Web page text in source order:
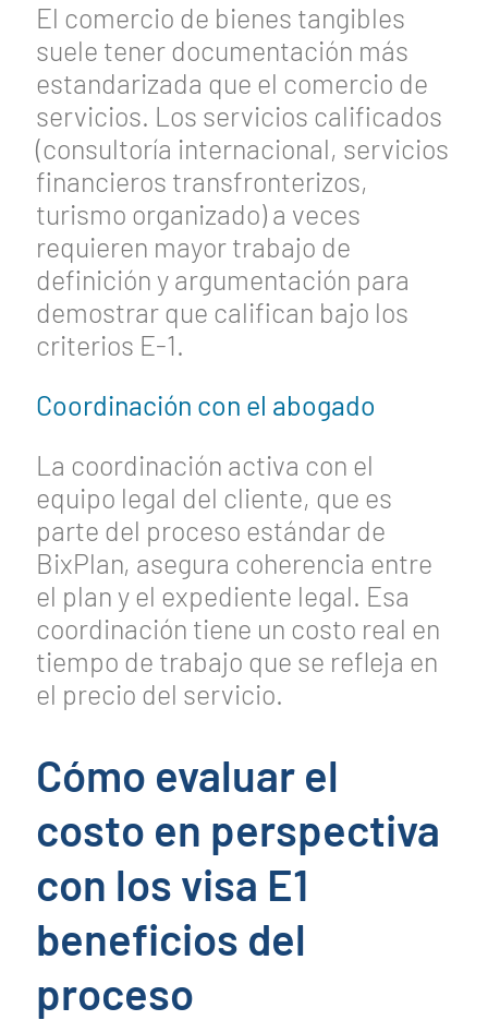
El comercio de bienes tangibles
suele tener documentación más
estandarizada que el comercio de
servicios. Los servicios calificados
(consultoría internacional, servicios
financieros transfronterizos,
turismo organizado) a veces
requieren mayor trabajo de
definición y argumentación para
demostrar que califican bajo los
criterios E-1.
Coordinación con el abogado
La coordinación activa con el
equipo legal del cliente, que es
parte del proceso estándar de
BixPlan, asegura coherencia entre
el plan y el expediente legal. Esa
coordinación tiene un costo real en
tiempo de trabajo que se refleja en
el precio del servicio.
Cómo evaluar el
costo en perspectiva
con los visa E1
beneficios del
proceso